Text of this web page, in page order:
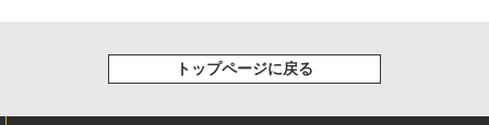
トップページに戻る